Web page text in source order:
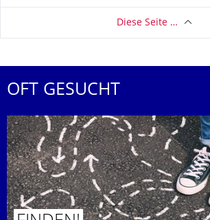
Diese Seite …
OFT GESUCHT